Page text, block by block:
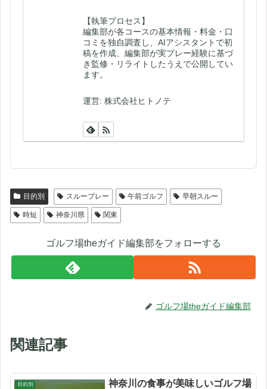
【執筆プロセス】
編集部が各コースの基本情報・料金・口
コミを独自調査し、AIアシスタントで初
稿を作成、編集部が実プレー経験に基づ
き監修・リライトしたうえで公開してい
ます。
運営: 株式会社ヒトノテ
目的別 スループレー 午前ゴルフ 早朝スルー
時短 神奈川県 関東
ゴルフ場theガイド編集部をフォローする
ゴルフ場theガイド編集部
関連記事
目的別
神奈川の食事が美味しいゴルフ場